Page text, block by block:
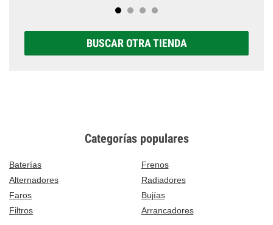
BUSCAR OTRA TIENDA
Categorías populares
Baterías
Frenos
Alternadores
Radiadores
Faros
Bujías
Filtros
Arrancadores